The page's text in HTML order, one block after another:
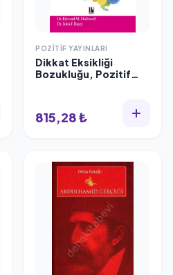
POZITIF YAYINLARI
Dikkat Eksikliği
Bozukluğu, Pozitif
815,28 ₺